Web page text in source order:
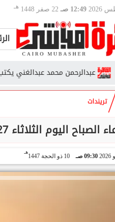
12:49 صـ 22 صفر 1448 هـ
محمد عبدالغني يكتب :
تريندات
اليوم الثلاثاء 27-5-2026.. أدعية مكتوبة لبداية يوم مليء بالرزق
09:30 صـ 10 ذو الحجة 1447
هـ